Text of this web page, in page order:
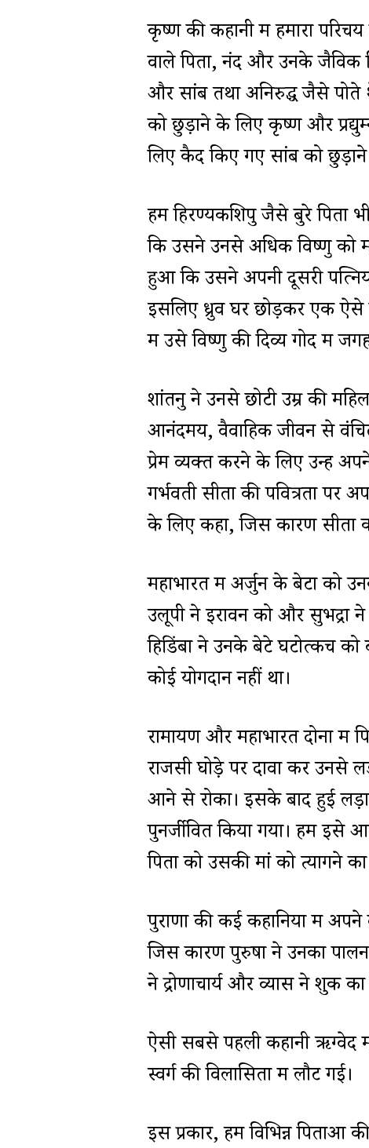
कृष्ण की कहानी में हमारा
वाले पिता, नंद और उनके जैविक
और सांब तथा अनिरुद्ध जैसे पोते
को छुड़ाने के लिए कृष्ण और
लिए कैद किए गए सांब को
हम हिरण्यकशिपु जैसे बुरे पिता
कि उसने उनसे अधिक विष्णु को
हुआ कि उसने अपनी दूसरी
इसलिए ध्रुव घर छोड़कर एक
में उसे विष्णु की दिव्य गोद में
शांतनु ने उनसे छोटी उम्र की
आनंदमय, वैवाहिक जीवन से
प्रेम व्यक्त करने के लिए उन्हें
गर्भवती सीता की पवित्रता पर
के लिए कहा, जिस कारण
महाभारत में अर्जुन के बेटों को
उलूपी ने इरावन को और सुभद्रा ने
हिडिंबा ने उनके बेटे घटोत्कच
कोई योगदान नहीं था।
रामायण और महाभारत दोनों
राजसी घोड़े पर दावा कर उनसे
आने से रोका। इसके बाद हुई
पुनर्जीवित किया गया। हम इसे
पिता को उसकी मां को त्यागने
पुराणों की कई कहानियों में
जिस कारण पुरुषों ने उनका
ने द्रोणाचार्य और व्यास ने शुक
ऐसी सबसे पहली कहानी ऋग्वेद
स्वर्ग की विलासिता में लौट गई।
इस प्रकार, हमें विभिन्न पिताओं